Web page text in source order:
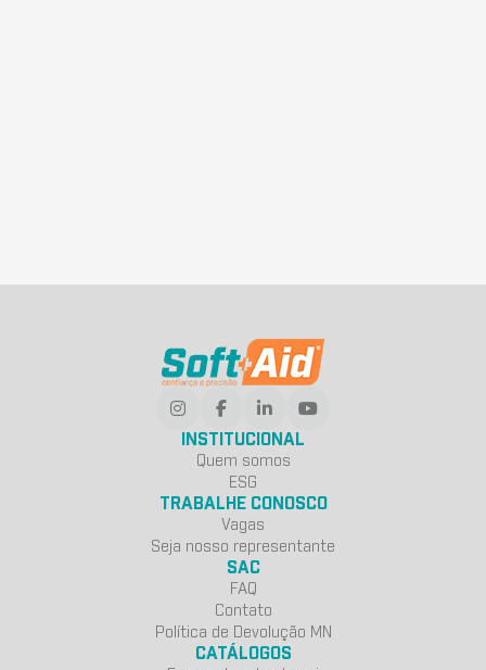
INSTITUCIONAL
Quem somos
ESG
TRABALHE CONOSCO
Vagas
Seja nosso representante
SAC
FAQ
Contato
Política de Devolução MN
CATÁLOGOS